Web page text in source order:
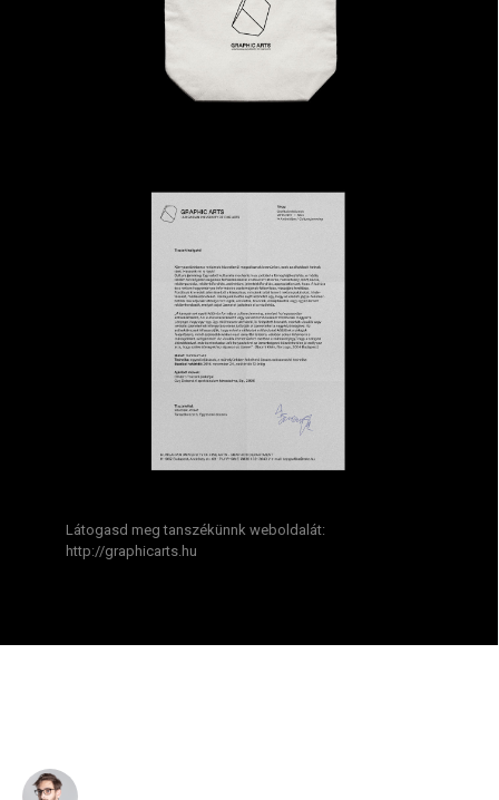
Látogasd meg tanszékünnk weboldalát:
http://graphicarts.hu